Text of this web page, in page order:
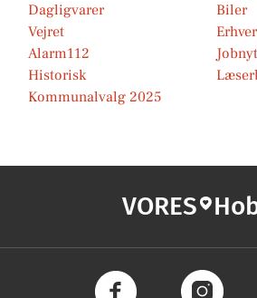
Dagligvarer
Biler
Vejret
Alarm112
Jobnyt
Historisk
Kommunalvalg 2025
VORES